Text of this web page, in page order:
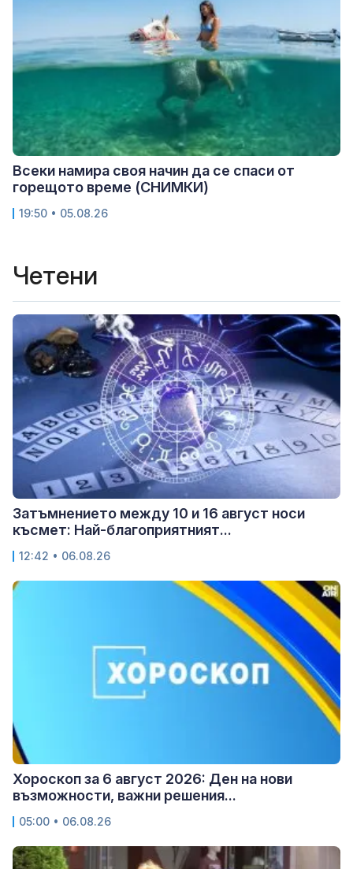
Всеки намира своя начин да се спаси от
горещото време (СНИМКИ)
19:50 • 05.08.26
Четени
Затъмнението между 10 и 16 август носи
късмет: Най-благоприятният...
12:42 • 06.08.26
Хороскоп за 6 август 2026: Ден на нови
възможности, важни решения...
05:00 • 06.08.26